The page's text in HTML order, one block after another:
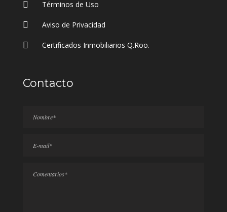
Términos de Uso
Aviso de Privacidad
Certificados Inmobiliarios Q.Roo.
Contacto